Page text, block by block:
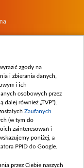
zgody na
i zbierania danych,
i ich
osobowych przez
dalej również „TVP”),
Zaufanych
(w tym do
zainteresowań i
poniżej, a
PPID do Google.
przez Ciebie naszych